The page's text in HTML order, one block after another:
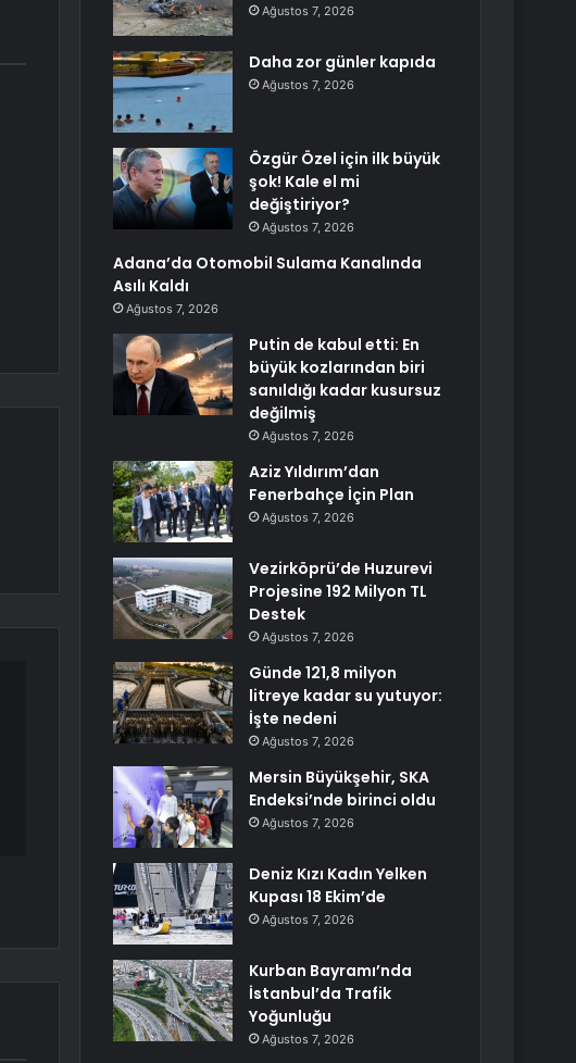
Ağustos 7, 2026
Daha zor günler kapıda
Ağustos 7, 2026
Özgür Özel için ilk büyük
şok! Kale el mi
değiştiriyor?
Ağustos 7, 2026
Adana’da Otomobil Sulama Kanalında
Asılı Kaldı
Ağustos 7, 2026
Putin de kabul etti: En
büyük kozlarından biri
sanıldığı kadar kusursuz
değilmiş
Ağustos 7, 2026
Aziz Yıldırım’dan
Fenerbahçe İçin Plan
Ağustos 7, 2026
Vezirköprü’de Huzurevi
Projesine 192 Milyon TL
Destek
Ağustos 7, 2026
Günde 121,8 milyon
litreye kadar su yutuyor:
İşte nedeni
Ağustos 7, 2026
Mersin Büyükşehir, SKA
Endeksi’nde birinci oldu
Ağustos 7, 2026
Deniz Kızı Kadın Yelken
Kupası 18 Ekim’de
Ağustos 7, 2026
Kurban Bayramı’nda
İstanbul’da Trafik
Yoğunluğu
Ağustos 7, 2026